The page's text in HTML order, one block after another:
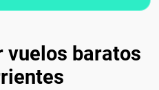
vuelos baratos